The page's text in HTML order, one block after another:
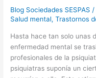
Blog Sociedades SESPAS
Salud mental,Trastornos
Hasta hace tan solo unas
enfermedad mental se
profesionales de la
psiquiatras suponía un